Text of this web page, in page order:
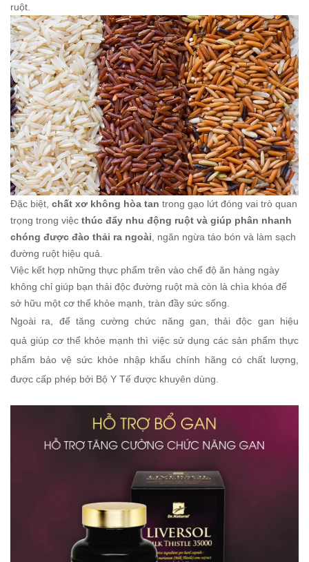
ruột.
Đặc biệt, chất xơ không hòa tan trong gạo lứt đóng vai trò quan
trọng trong việc thúc đẩy nhu động ruột và giúp phân nhanh
chóng được đào thải ra ngoài , ngăn ngừa táo bón và làm sạch
đường ruột hiệu quả.
Việc kết hợp những thực phẩm trên vào chế độ ăn hàng ngày
không chỉ giúp bạn thải độc đường ruột mà còn là chìa khóa để
sở hữu một cơ thể khỏe mạnh, tràn đầy sức sống.
Ngoài ra, để tăng cường chức năng gan, thải độc gan hiệu
quả giúp cơ thể khỏe mạnh thì việc sử dụng các sản phẩm thực
phẩm bảo vệ sức khỏe nhập khẩu chính hãng có chất lượng,
được cấp phép bởi Bộ Y Tế được khuyên dùng.